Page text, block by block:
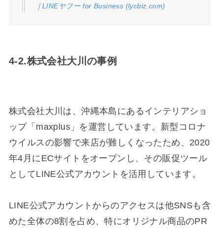
｜LINEヤフー for Business (lycbiz.com)
4-2.株式会社大川の事例
株式会社大川は、沖縄本島にあるインテリアショ
ップ「maxplus」を運営しています。新型コロナ
ウイルスの影響で来店が難しくなったため、2020
年4月にECサイトをオープンし、その販促ツール
としてLINE公式アカウントを活用しています。
LINE公式アカウントからのアクセスは他SNSも含
めた全体の8割を占め、特にオリジナル商品のPR